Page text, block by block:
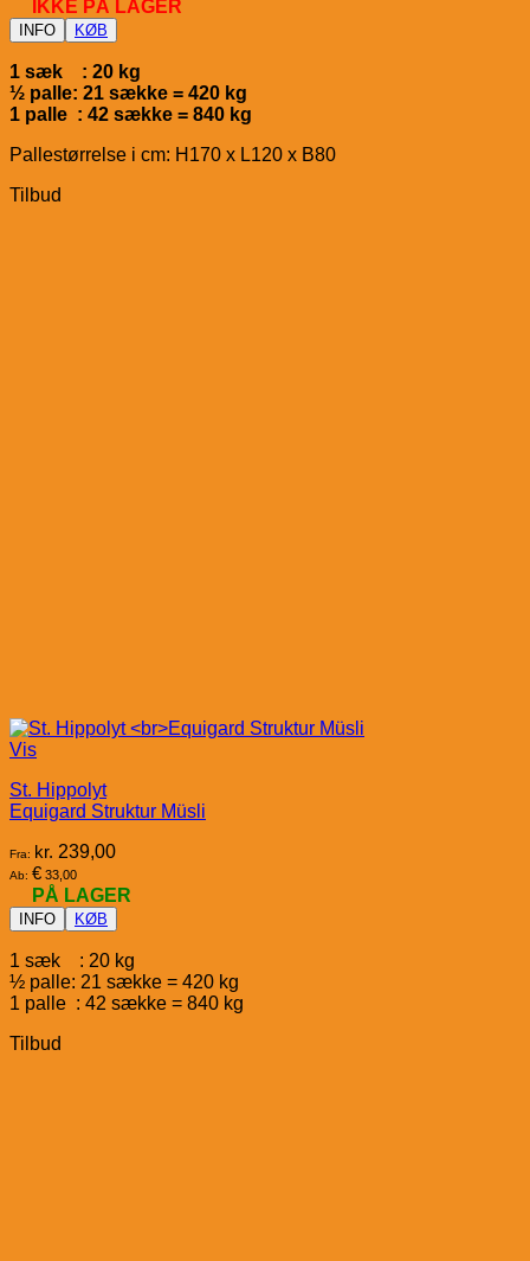
IKKE PÅ LAGER
INFO KØB
1 sæk : 20 kg
½ palle: 21 sække = 420 kg
1 palle : 42 sække = 840 kg
Pallestørrelse i cm: H170 x L120 x B80
Tilbud
Vis
St. Hippolyt
Equigard Struktur Müsli
Fra: kr. 239,00
Ab: € 33,00
PÅ LAGER
INFO KØB
1 sæk : 20 kg
½ palle: 21 sække = 420 kg
1 palle : 42 sække = 840 kg
Tilbud